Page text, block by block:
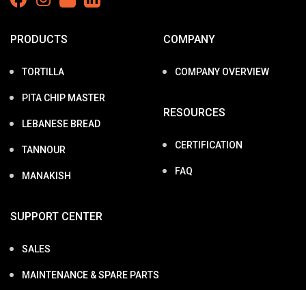
PRODUCTS
TORTILLA
PITA CHIP MASTER
LEBANESE BREAD
TANNOUR
MANAKISH
COMPANY
COMPANY OVERVIEW
RESOURCES
CERTIFICATION
FAQ
SUPPORT CENTER
SALES
MAINTENANCE & SPARE PARTS